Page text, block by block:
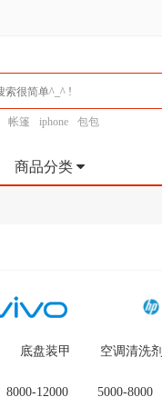
帐篷 iphone 包包
商品分类
底盘装甲 空调清洗剂
8000-12000 5000-8000